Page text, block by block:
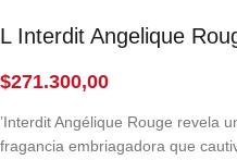
L Interdit Angelique
$271.300,00
’Interdit Angélique Rouge revela
fragancia embriagadora que